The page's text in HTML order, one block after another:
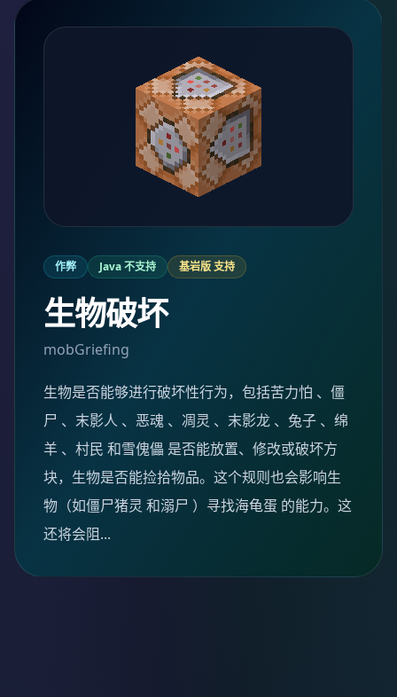
作弊 Java 不支持 基岩版 支持
生物破坏
mobGriefing
生物是否能够进行破坏性行为，包括苦力怕 、僵
尸 、末影人 、恶魂 、凋灵 、末影龙 、兔子 、绵
羊 、村民 和雪傀儡 是否能放置、修改或破坏方
块，生物是否能捡拾物品。这个规则也会影响生
物（如僵尸猪灵 和溺尸 ）寻找海龟蛋 的能力。这
还将会阻...